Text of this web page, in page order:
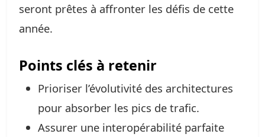
seront prêtes à affronter les défis de cette
année.
Points clés à retenir
Prioriser l’évolutivité des architectures
pour absorber les pics de trafic.
Assurer une interopérabilité parfaite